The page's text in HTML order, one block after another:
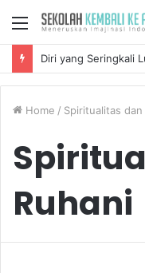
Menu
Diri yang Seringkali
Home / Spiritualitas dan
Ruhani